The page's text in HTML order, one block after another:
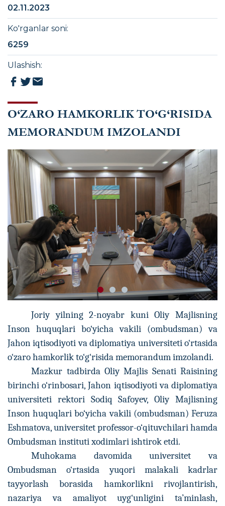
O‘ZARO HAMKORLIK TO‘G‘RISIDA
MEMORANDUM IMZOLANDI
Joriy yilning 2-noyabr kuni Oliy Majlisning
Inson huquqlari bo‘yicha vakili (ombudsman) va
Jahon iqtisodiyoti va diplomatiya universiteti o‘rtasida
o‘zaro hamkorlik to‘g‘risida memorandum imzolandi.
Mazkur tadbirda Oliy Majlis Senati Raisining
birinchi o‘rinbosari, Jahon iqtisodiyoti va diplomatiya
universiteti rektori Sodiq Safoyev, Oliy Majlisning
Inson huquqlari bo‘yicha vakili (ombudsman) Feruza
Eshmatova, universitet professor-o‘qituvchilari hamda
Ombudsman instituti xodimlari ishtirok etdi.
Muhokama davomida universitet va
Ombudsman o‘rtasida yuqori malakali kadrlar
tayyorlash borasida hamkorlikni rivojlantirish,
nazariya va amaliyot uyg‘unligini ta’minlash,
02.11.2023
Ko'rganlar soni:
6259
Ulashish: